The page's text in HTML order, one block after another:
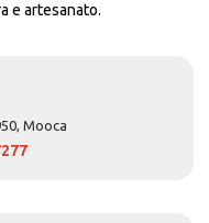
e artesanato.
Mooca